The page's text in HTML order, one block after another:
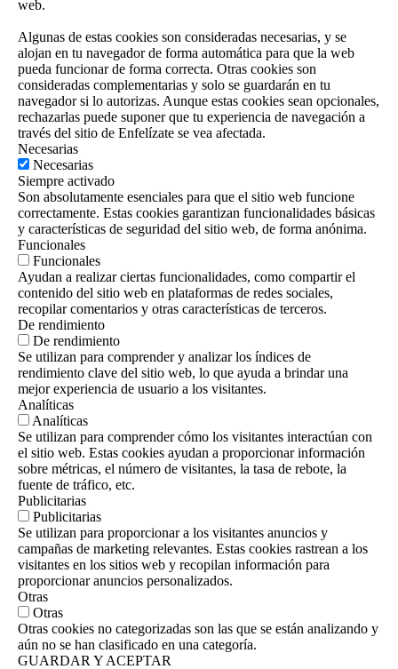
web.
Algunas de estas cookies son consideradas necesarias, y se
alojan en tu navegador de forma automática para que la web
pueda funcionar de forma correcta. Otras cookies son
consideradas complementarias y solo se guardarán en tu
navegador si lo autorizas. Aunque estas cookies sean opcionales,
rechazarlas puede suponer que tu experiencia de navegación a
través del sitio de Enfelízate se vea afectada.
Necesarias
Necesarias
Siempre activado
Son absolutamente esenciales para que el sitio web funcione
correctamente. Estas cookies garantizan funcionalidades básicas
y características de seguridad del sitio web, de forma anónima.
Funcionales
Funcionales
Ayudan a realizar ciertas funcionalidades, como compartir el
contenido del sitio web en plataformas de redes sociales,
recopilar comentarios y otras características de terceros.
De rendimiento
De rendimiento
Se utilizan para comprender y analizar los índices de
rendimiento clave del sitio web, lo que ayuda a brindar una
mejor experiencia de usuario a los visitantes.
Analíticas
Analíticas
Se utilizan para comprender cómo los visitantes interactúan con
el sitio web. Estas cookies ayudan a proporcionar información
sobre métricas, el número de visitantes, la tasa de rebote, la
fuente de tráfico, etc.
Publicitarias
Publicitarias
Se utilizan para proporcionar a los visitantes anuncios y
campañas de marketing relevantes. Estas cookies rastrean a los
visitantes en los sitios web y recopilan información para
proporcionar anuncios personalizados.
Otras
Otras
Otras cookies no categorizadas son las que se están analizando y
aún no se han clasificado en una categoría.
GUARDAR Y ACEPTAR